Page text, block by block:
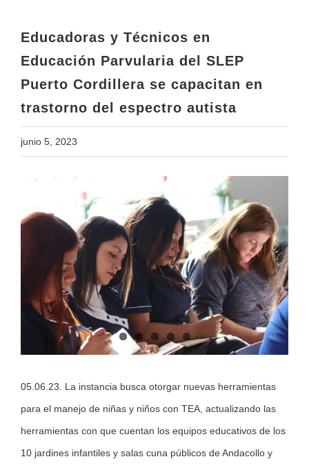
Educadoras y Técnicos en
Educación Parvularia del SLEP
Puerto Cordillera se capacitan en
trastorno del espectro autista
junio 5, 2023
05.06.23. La instancia busca otorgar nuevas herramientas
para el manejo de niñas y niños con TEA, actualizando las
herramientas con que cuentan los equipos educativos de los
10 jardines infantiles y salas cuna públicos de Andacollo y